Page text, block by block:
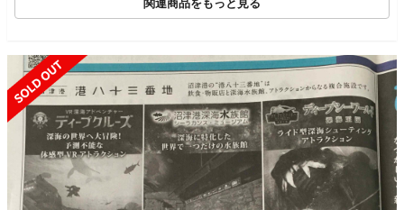
SOLD OUT